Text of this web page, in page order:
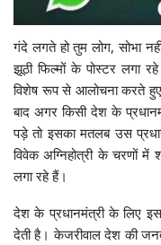
गंदे लगते हो तुम लोग, सोभा
झूठी फिल्मों के पोस्टर लगा
विशेष रूप से आलोचना करते
बाद अगर किसी देश के
पड़े तो इसका मतलब उस
विवेक अग्निहोत्री के चरणों
लगा रहे हैं।
देश के प्रधानमंत्री के लिए इस
देती है। केजरीवाल देश की